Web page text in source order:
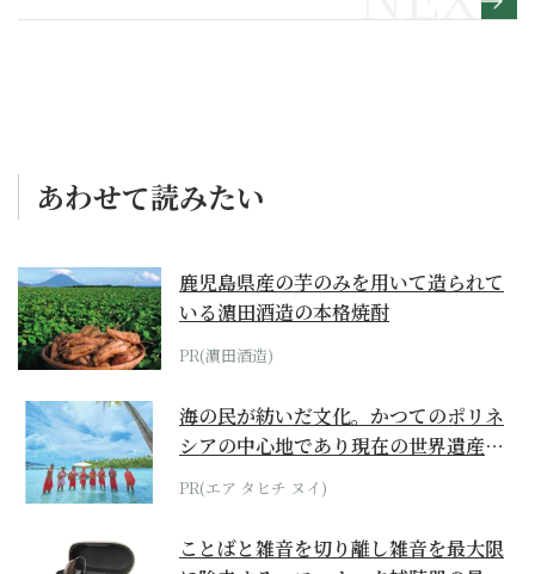
ある城下町でB級グルメを堪能
あわせて読みたい
鹿児島県産の芋のみを用いて造られて
いる濵田酒造の本格焼酎
PR(濵田酒造)
海の民が紡いだ文化。かつてのポリネ
シアの中心地であり現在の世界遺産か
らみえてくる...
PR(エア タヒチ ヌイ)
ことばと雑音を切り離し雑音を最大限